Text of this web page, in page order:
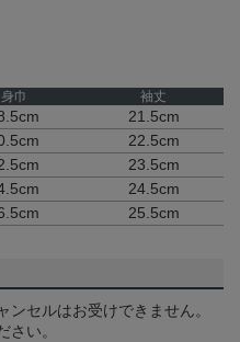
身巾 袖丈
21.5cm
22.5cm
23.5cm
24.5cm
25.5cm
セルはお受けできません。
さい。